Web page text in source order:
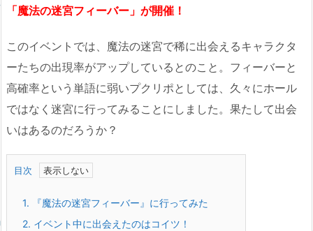
「魔法の迷宮フィーバー」が開催！
このイベントでは、魔法の迷宮で稀に出会えるキャラクタ
ーたちの出現率がアップしているとのこと。フィーバーと
高確率という単語に弱いプクリポとしては、久々にホール
ではなく迷宮に行ってみることにしました。果たして出会
いはあるのだろうか？
目次
1. 『魔法の迷宮フィーバー』に行ってみた
2. イベント中に出会えたのはコイツ！